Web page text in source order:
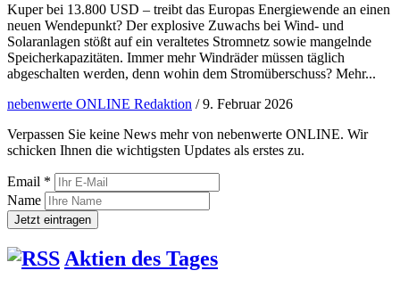
Kuper bei 13.800 USD – treibt das Europas Energiewende an einen
neuen Wendepunkt? Der explosive Zuwachs bei Wind- und
Solaranlagen stößt auf ein veraltetes Stromnetz sowie mangelnde
Speicherkapazitäten. Immer mehr Windräder müssen täglich
abgeschalten werden, denn wohin dem Stromüberschuss? Mehr...
nebenwerte ONLINE Redaktion / 9. Februar 2026
Verpassen Sie keine News mehr von nebenwerte ONLINE. Wir
schicken Ihnen die wichtigsten Updates als erstes zu.
Email *
Name
Aktien des Tages